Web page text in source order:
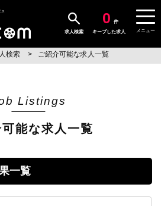
ス
求人検索
0
件
キープした求人
メニュー
検索 ご紹介可能な求人一覧
Listings
能な求人一覧
一覧